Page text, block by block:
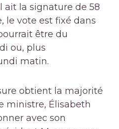
ait la signature de 58
le vote est fixé dans
être du
ou, plus
matin.
obtient la majorité
ministre, Élisabeth
avec son